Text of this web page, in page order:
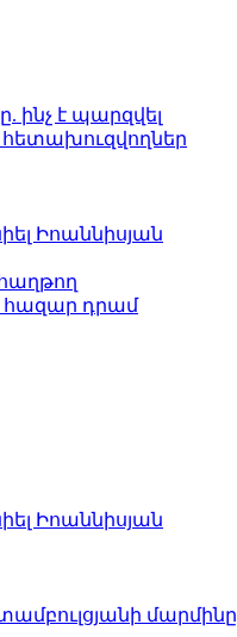
ինչ է պարզվել
հետախուզվողներ
Իոաննիսյան
հազար դրամ
Իոաննիսյան
մարմինը